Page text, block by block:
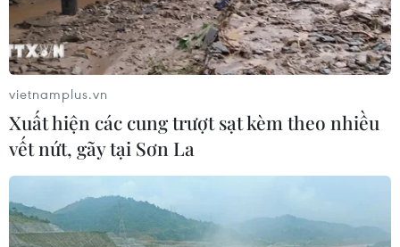
Các tỉnh, thành phố từ Quảng Ninh đến
Khánh Hòa đối phó bão Tokage
vietnamplus.vn
Xuất hiện các cung trượt sạt kèm theo nhiều
vết nứt, gãy tại Sơn La